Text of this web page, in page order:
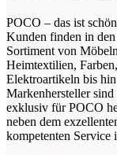
POCO – das ist
Kunden finden in
Sortiment von
Heimtextilien,
Elektroartikeln bis
Markenhersteller
exklusiv für POCO
neben dem
kompetenten